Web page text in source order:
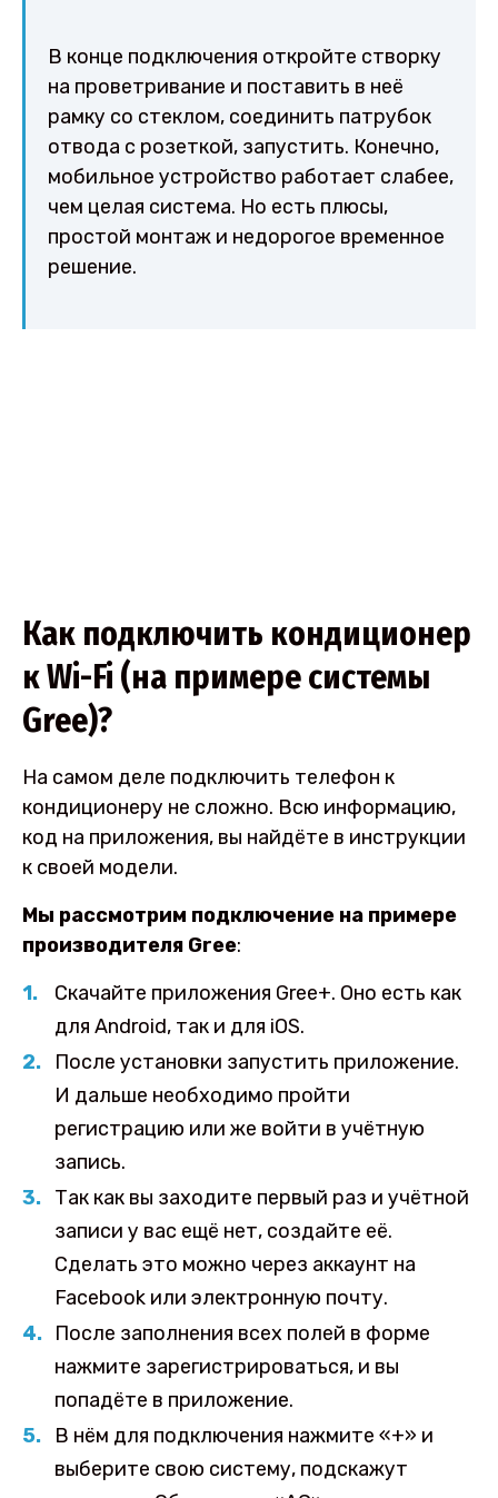
В конце подключения откройте створку
на проветривание и поставить в неё
рамку со стеклом, соединить патрубок
отвода с розеткой, запустить. Конечно,
мобильное устройство работает слабее,
чем целая система. Но есть плюсы,
простой монтаж и недорогое временное
решение.
Как подключить кондиционер
к Wi-Fi (на примере системы
Gree)?
На самом деле подключить телефон к
кондиционеру не сложно. Всю информацию,
код на приложения, вы найдёте в инструкции
к своей модели.
Мы рассмотрим подключение на примере
производителя Gree:
Скачайте приложения Gree+. Оно есть как
для Android, так и для iOS.
После установки запустить приложение.
И дальше необходимо пройти
регистрацию или же войти в учётную
запись.
Так как вы заходите первый раз и учётной
записи у вас ещё нет, создайте её.
Сделать это можно через аккаунт на
Facebook или электронную почту.
После заполнения всех полей в форме
нажмите зарегистрироваться, и вы
попадёте в приложение.
В нём для подключения нажмите «+» и
выберите свою систему, подскажут